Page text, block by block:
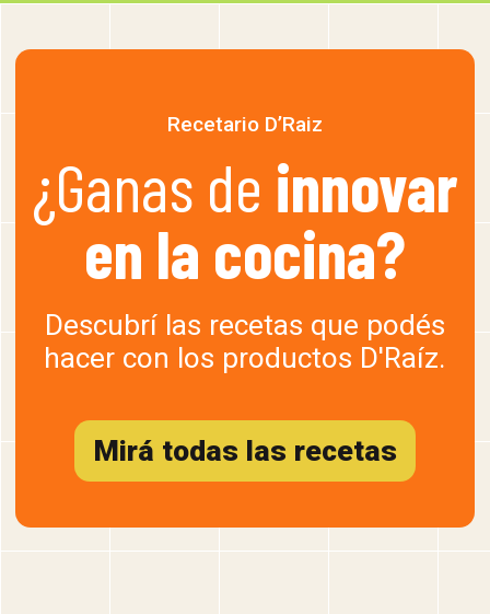
Recetario D’Raiz
¿Ganas de innovar
en la cocina?
Descubrí las recetas que podés
hacer con los productos D'Raíz.
Mirá todas las recetas